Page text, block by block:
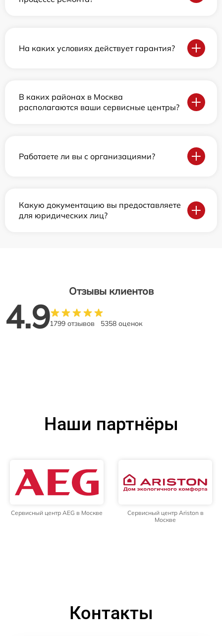
На каких условиях действует гарантия?
В каких районах в Москва
располагаются ваши сервисные центры?
Работаете ли вы с организациями?
Какую документацию вы предоставляете
для юридических лиц?
Отзывы клиентов
4.91799 отзывов 5358 оценок
Наши партнёры
Сервисный центр AEG в Москве
Сервисный центр Ariston в
Москве
Контакты